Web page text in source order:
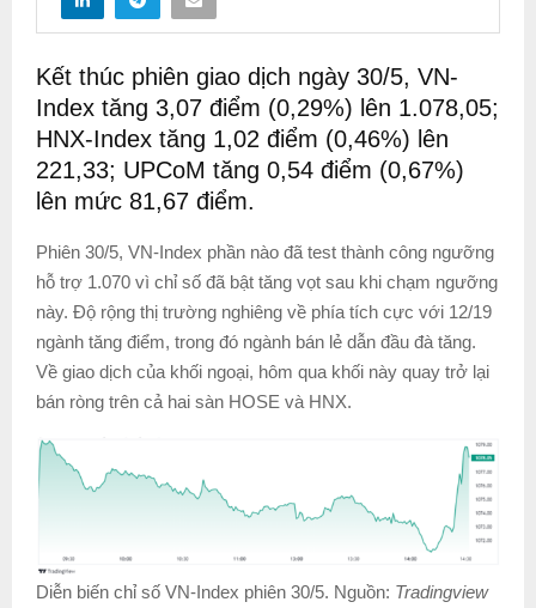
Kết thúc phiên giao dịch ngày 30/5, VN-
Index tăng 3,07 điểm (0,29%) lên 1.078,05;
HNX-Index tăng 1,02 điểm (0,46%) lên
221,33; UPCoM tăng 0,54 điểm (0,67%)
lên mức 81,67 điểm.
Phiên 30/5, VN-Index phần nào đã test thành công ngưỡng
hỗ trợ 1.070 vì chỉ số đã bật tăng vọt sau khi chạm ngưỡng
này. Độ rộng thị trường nghiêng về phía tích cực với 12/19
ngành tăng điểm, trong đó ngành bán lẻ dẫn đầu đà tăng.
Về giao dịch của khối ngoại, hôm qua khối này quay trở lại
bán ròng trên cả hai sàn HOSE và HNX.
Diễn biến chỉ số VN-Index phiên 30/5. Nguồn: Tradingview